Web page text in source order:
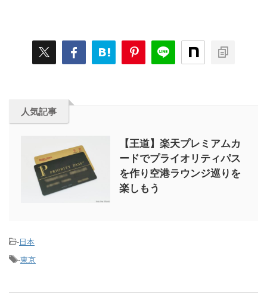
人気記事
【王道】楽天プレミアムカ
ードでプライオリティパス
を作り空港ラウンジ巡りを
楽しもう
-日本
-東京